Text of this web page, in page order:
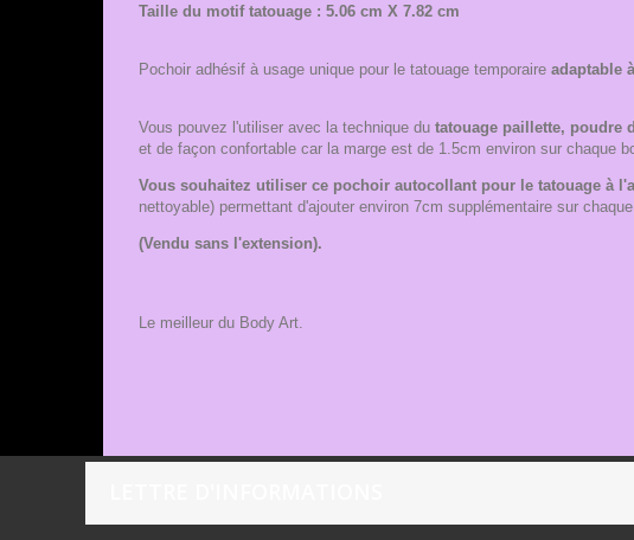
Taille du motif tatouage : 5.06 cm X 7.82 cm
Pochoir adhésif à usage unique pour le tatouage temporaire adaptable
Vous pouvez l'utiliser avec la technique du tatouage paillette, poudre
et de façon confortable car la marge est de 1.5cm environ sur chaque
Vous souhaitez utiliser ce pochoir autocollant pour le tatouage à
nettoyable) permettant d'ajouter environ 7cm supplémentaire sur chaque
(Vendu sans l'extension).
Le meilleur du Body Art.